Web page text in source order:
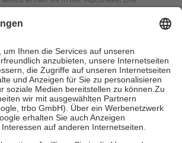
trägt einen Teil davon als Zuzahlung
Mitglieder Zuzahlungen in Höhe von zehn
mindestensjedochfünf Euround
Es sind jedoch nie mehr als die tatsächlichen
entrichten.
auch für Online-Apotheken.
Krankenpflege beträgt die
der Kosten sowie zehn Euro je